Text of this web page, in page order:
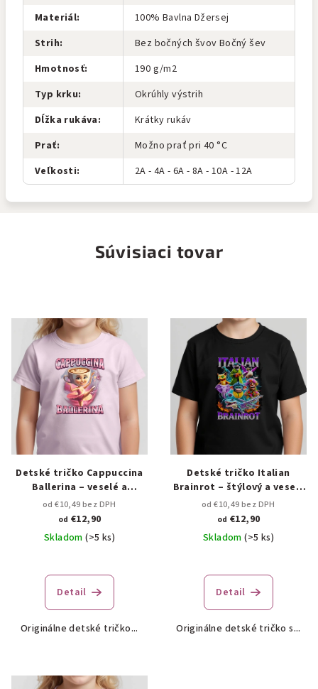
Materiál:
100% Bavlna Džersej
Strih:
Bez bočných švov Bočný šev
Hmotnosť:
190 g/m2
Typ krku:
Okrúhly výstrih
Dĺžka rukáva:
Krátky rukáv
Prať:
Možno prať pri 40 °C
Veľkosti: 2A - 4A - 6A - 8A - 10A - 12A
Súvisiaci tovar
Detské tričko Cappuccina
Ballerina – veselé a
originálne 🌸✨
od €10,49 bez DPH
od €12,90
Skladom(>5 ks)
Detail
Originálne detské tričko...
Detské tričko Italian
Brainrot – štýlový a veselý
dizajn 🇮🇹✨
od €10,49 bez DPH
od €12,90
Skladom(>5 ks)
Detail
Originálne detské tričko s...